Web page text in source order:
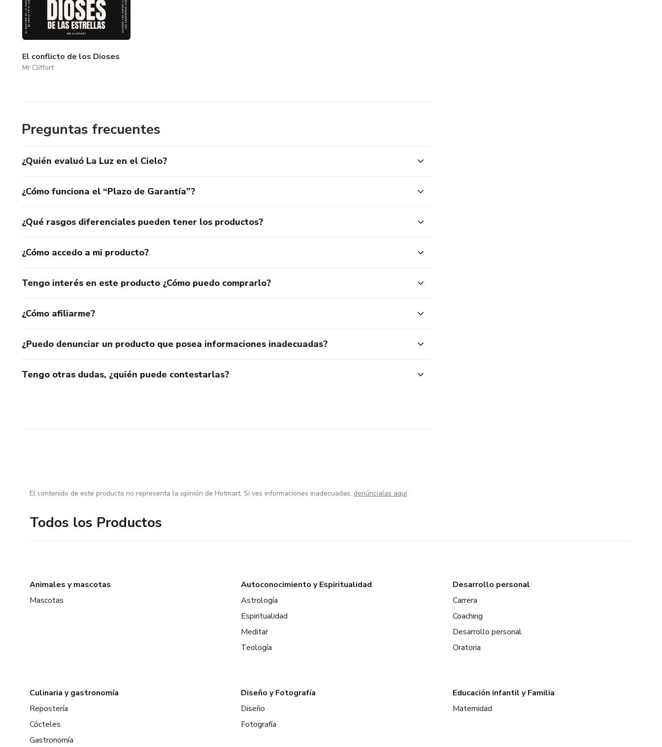
El conflicto de los Dioses
Mr Cliffort
Preguntas frecuentes
¿Quién evaluó La Luz en el Cielo?
¿Cómo funciona el “Plazo de Garantía”?
¿Qué rasgos diferenciales pueden tener los productos?
¿Cómo accedo a mi producto?
Tengo interés en este producto ¿Cómo puedo comprarlo?
¿Cómo afiliarme?
¿Puedo denunciar un producto que posea informaciones inadecuadas?
Tengo otras dudas, ¿quién puede contestarlas?
El contenido de este producto no representa la opinión de Hotmart. Si ves informaciones inadecuadas, denúncialas aquí
Todos los Productos
Animales y mascotas
Mascotas
Autoconocimiento y Espiritualidad
Astrología
Espiritualidad
Meditar
Teología
Desarrollo personal
Carrera
Coaching
Desarrollo personal
Oratoria
Culinaria y gastronomía
Repostería
Cócteles
Gastronomía
Diseño y Fotografía
Diseño
Fotografía
Educación infantil y Familia
Maternidad